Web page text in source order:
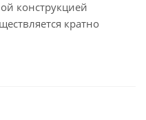
конструкцией
кратно